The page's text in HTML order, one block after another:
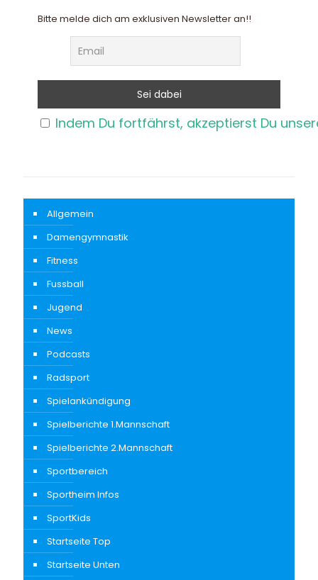
Bitte melde dich am exklusiven Newsletter an!!
Indem Du fortfährst, akzeptierst Du
Allgemein
Damengymnastik
Fitness
Fussball
Jugend
News
Podcasts
Radsport
Spielankündigung
Spielberichte 1.Mannschaft
Spielberichte 2.Mannschaft
Sportbereich
Sportheim Infos
SportKids
Startseite Top
Startseite Unten